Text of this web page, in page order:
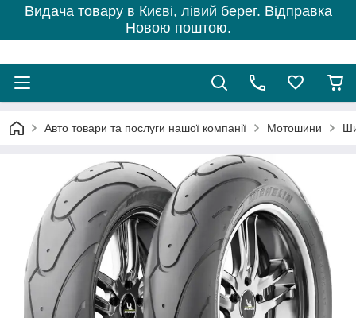
Видача товару в Києві, лівий берег. Відправка
Новою поштою.
Авто товари та послуги нашої компанії Мотошини